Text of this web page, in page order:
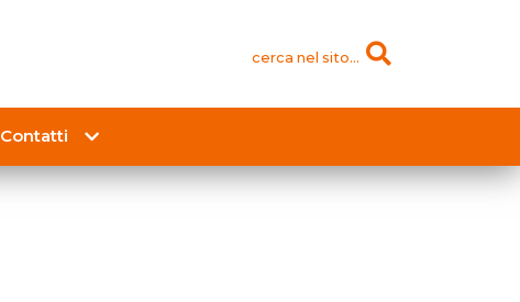
cerca nel sito...
Contatti